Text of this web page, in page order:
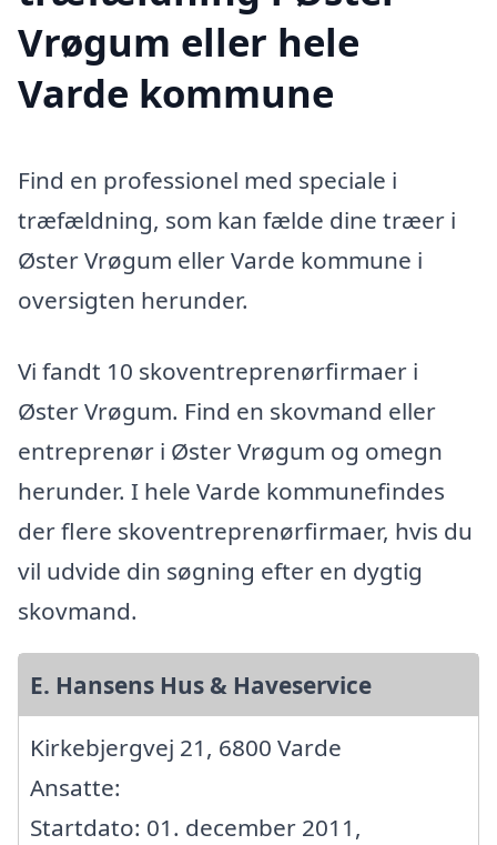
Vrøgum eller hele
Varde kommune
Find en professionel med speciale i
træfældning, som kan fælde dine træer i
Øster Vrøgum eller Varde kommune i
oversigten herunder.
Vi fandt 10 skoventreprenørfirmaer i
Øster Vrøgum. Find en skovmand eller
entreprenør i Øster Vrøgum og omegn
herunder. I hele Varde kommunefindes
der flere skoventreprenørfirmaer, hvis du
vil udvide din søgning efter en dygtig
skovmand.
E. Hansens Hus & Haveservice
Kirkebjergvej 21, 6800 Varde
Ansatte:
Startdato: 01. december 2011,